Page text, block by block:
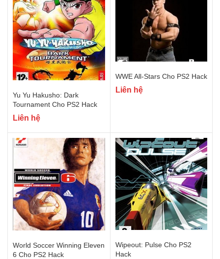
Yu Yu Hakusho: Dark
Tournament Cho PS2 Hack
Liên hệ
WWE All-Stars Cho PS2 Hack
Liên hệ
World Soccer Winning Eleven
6 Cho PS2 Hack
Wipeout: Pulse Cho PS2
Hack